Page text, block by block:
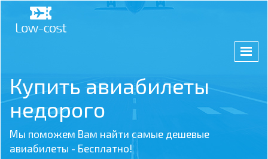
Купить авиабилеты
недорого
Мы поможем Вам найти самые дешевые
авиабилеты - Бесплатно!